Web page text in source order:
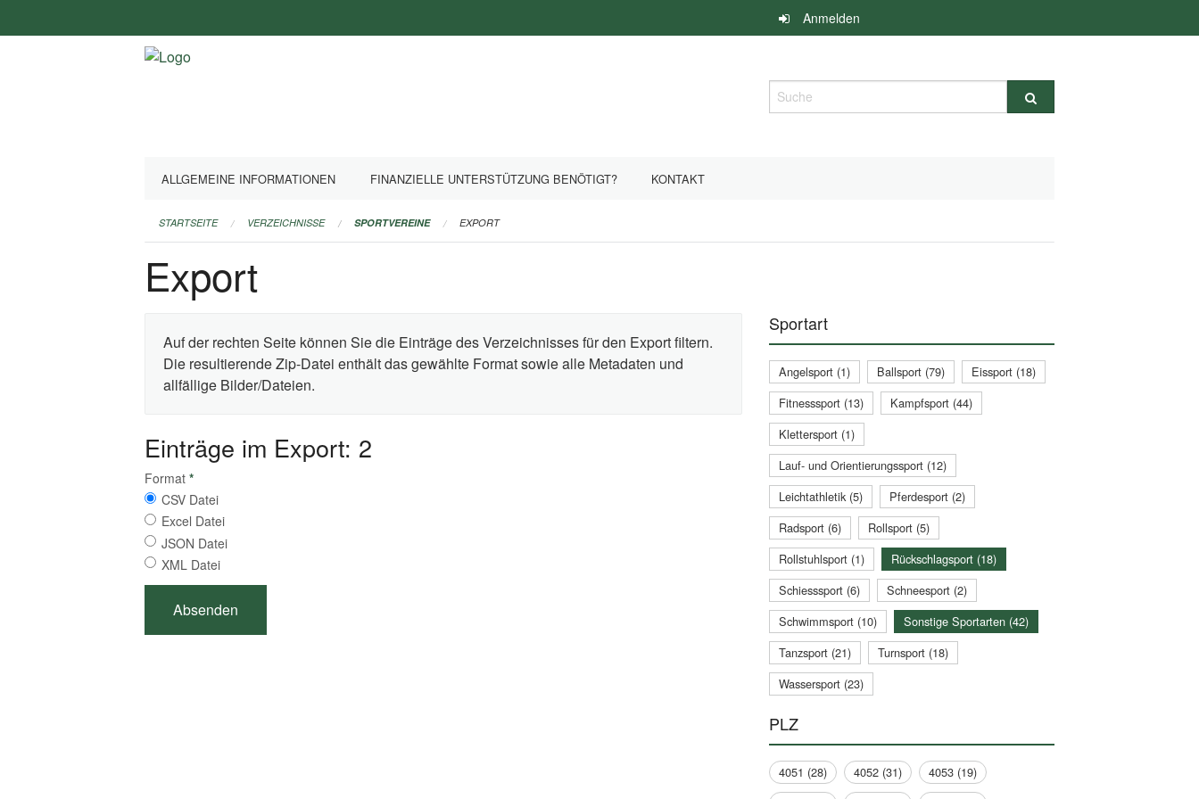
überspringen
Anmelden
Suche
ALLGEMEINE INFORMATIONEN FINANZIELLE UNTERSTÜTZUNG BENÖTIGT? KONTAKT
STARTSEITE VERZEICHNISSE SPORTVEREINE EXPORT
Export
Auf der rechten Seite können Sie die Einträge des Verzeichnisses für den Export filtern.
Die resultierende Zip-Datei enthält das gewählte Format sowie alle Metadaten und
allfällige Bilder/Dateien.
Einträge im Export: 2
Format *
CSV Datei
Excel Datei
JSON Datei
XML Datei
Sportart
Angelsport (1) Ballsport (79)
Eissport (18)
Fitnesssport (13)
Kampfsport (44)
Klettersport (1)
Lauf- und Orientierungssport (12)
Leichtathletik (5)
Pferdesport (2)
Radsport (6)
Rollsport (5)
Rollstuhlsport (1)
Rückschlagsport (18)
Schiesssport (6)
Schneesport (2)
Schwimmsport (10)
Sonstige Sportarten (42)
Tanzsport (21)
Turnsport (18)
Wassersport (23)
PLZ
4051 (28) 4052 (31)
4053 (19)